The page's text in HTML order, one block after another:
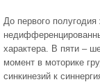
До первого
характера. В пяти –
момент в моторике
синкинезий к